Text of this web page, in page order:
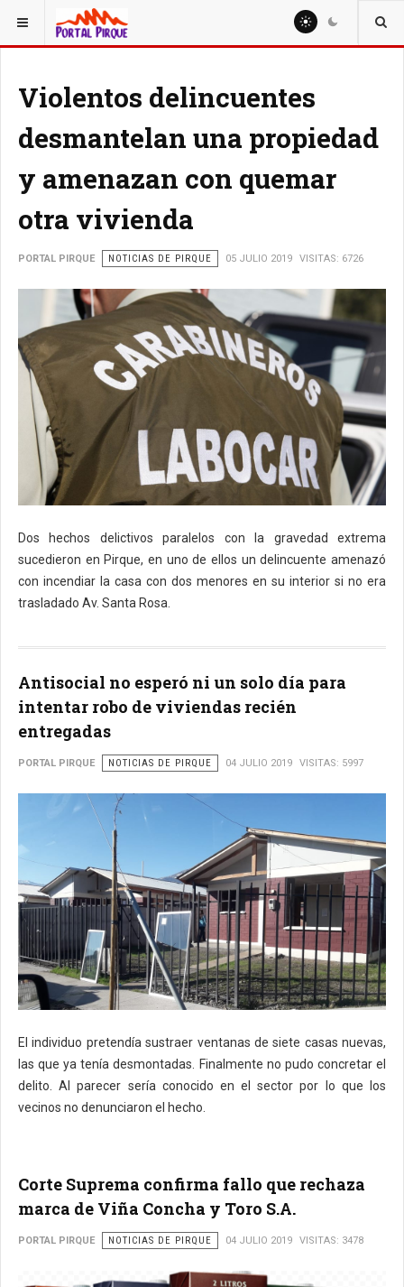
ESTÁ AQUÍ: NOTICIAS
Violentos delincuentes
desmantelan una propiedad
y amenazan con quemar
otra vivienda
PORTAL PIRQUE NOTICIAS DE PIRQUE 05 JULIO 2019 VISITAS: 6726
Dos hechos delictivos paralelos con la gravedad extrema
sucedieron en Pirque, en uno de ellos un delincuente amenazó
con incendiar la casa con dos menores en su interior si no era
trasladado Av. Santa Rosa.
Antisocial no esperó ni un solo día para
intentar robo de viviendas recién
entregadas
PORTAL PIRQUE NOTICIAS DE PIRQUE 04 JULIO 2019 VISITAS: 5997
El individuo pretendía sustraer ventanas de siete casas nuevas,
las que ya tenía desmontadas. Finalmente no pudo concretar el
delito. Al parecer sería conocido en el sector por lo que los
vecinos no denunciaron el hecho.
Corte Suprema confirma fallo que rechaza
marca de Viña Concha y Toro S.A.
PORTAL PIRQUE NOTICIAS DE PIRQUE 04 JULIO 2019 VISITAS: 3478